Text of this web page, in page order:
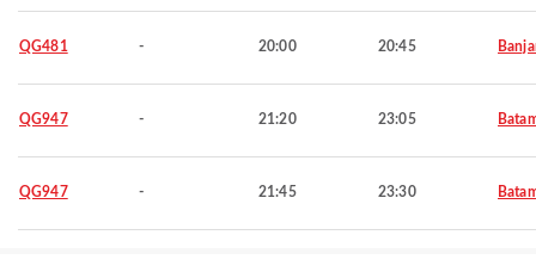
QG481 - 20:00 20:45
QG947 - 21:20 23:05
QG947 - 21:45 23:30